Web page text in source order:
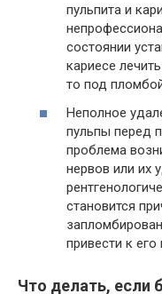
пульпита и
состоянии
кариесе
то под
Неполное
пульпы перед
проблема
нервов или их
становится
привести к его
Что делать, если